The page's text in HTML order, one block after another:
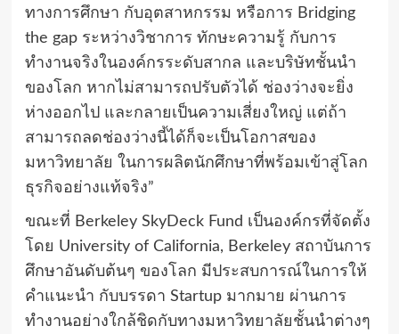
ทางการศึกษา กับอุตสาหกรรม หรือการ Bridging
the gap ระหว่างวิชาการ ทักษะความรู้ กับการ
ทำงานจริงในองค์กรระดับสากล และบริษัทชั้นนำ
ของโลก หากไม่สามารถปรับตัวได้ ช่องว่างจะยิ่ง
ห่างออกไป และกลายเป็นความเสี่ยงใหญ่ แต่ถ้า
สามารถลดช่องว่างนี้ได้ก็จะเป็นโอกาสของ
มหาวิทยาลัย ในการผลิตนักศึกษาที่พร้อมเข้าสู่โลก
ธุรกิจอย่างแท้จริง”
ขณะที่ Berkeley SkyDeck Fund เป็นองค์กรที่จัดตั้ง
โดย University of California, Berkeley สถาบันการ
ศึกษาอันดับต้นๆ ของโลก มีประสบการณ์ในการให้
คำแนะนำ กับบรรดา Startup มากมาย ผ่านการ
ทำงานอย่างใกล้ชิดกับทางมหาวิทยาลัยชั้นนำต่างๆ